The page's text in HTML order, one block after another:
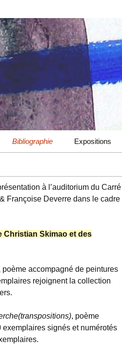
&
Bibliographie Expositions
à l’auditorium du Carré
Françoise Deverre dans le cadre
Christian Skimao et des
poème accompagné de peintures
rejoignent la collection
, poème
signés et numérotés